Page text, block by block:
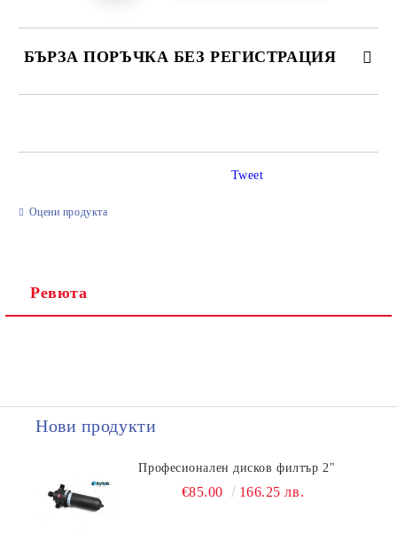
БЪРЗА ПОРЪЧКА БЕЗ РЕГИСТРАЦИЯ
Оцени продукта
Tweet
Ревюта
Нови продукти
Професионален дисков филтър 2"
€85.00 166.25 лв.